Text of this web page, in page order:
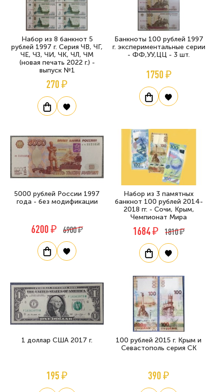
Набор из 8 банкнот 5
рублей 1997 г. Серия ЧВ, ЧГ,
ЧЕ, ЧЗ, ЧИ, ЧК, ЧЛ, ЧМ
(новая печать 2022 г.) -
выпуск №1
270 ₽
Банкноты 100 рублей 1997
г. экспериментальные серии
- ФФ,УУ,ЦЦ - 3 шт.
1750 ₽
5000 рублей России 1997
года - без модификации
6200 ₽ 6900 ₽
Набор из 3 памятных
банкнот 100 рублей 2014-
2018 гг. - Сочи, Крым,
Чемпионат Мира
1684 ₽ 1810 ₽
1 доллар США 2017 г.
195 ₽
100 рублей 2015 г. Крым и
Севастополь серия СК
390 ₽